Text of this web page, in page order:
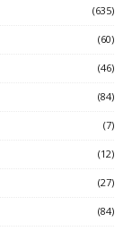
(635)
(60)
(46)
(84)
(7)
(12)
(27)
(84)